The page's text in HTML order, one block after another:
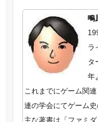
鴫
ラ
タ
年
これまでにゲーム関
連の学会にてゲーム史
主な著書は「ファミ